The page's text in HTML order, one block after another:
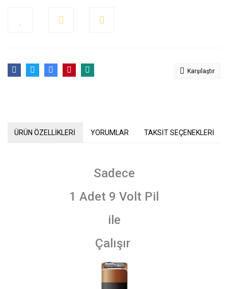
Karşılaştır
ÜRÜN ÖZELLİKLERİ YORUMLAR TAKSİT SEÇENEKLERİ
Sadece
1 Adet 9 Volt Pil
ile
Çalışır